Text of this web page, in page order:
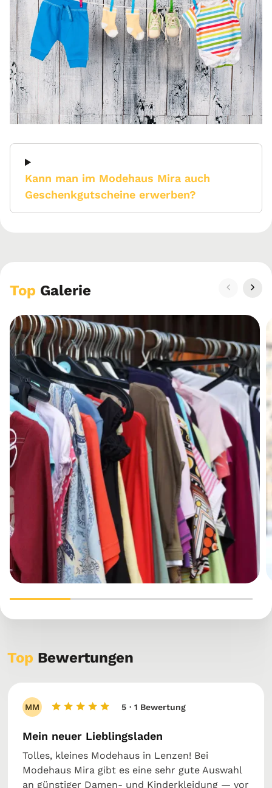
Kann man im Modehaus Mira auch
Geschenkgutscheine erwerben?
Top Galerie
Top Bewertungen
MM 5 · 1 Bewertung
Mein neuer Lieblingsladen
Tolles, kleines Modehaus in Lenzen! Bei
Modehaus Mira gibt es eine sehr gute Auswahl
an günstiger Damen‑ und Kinderkleidung — vor